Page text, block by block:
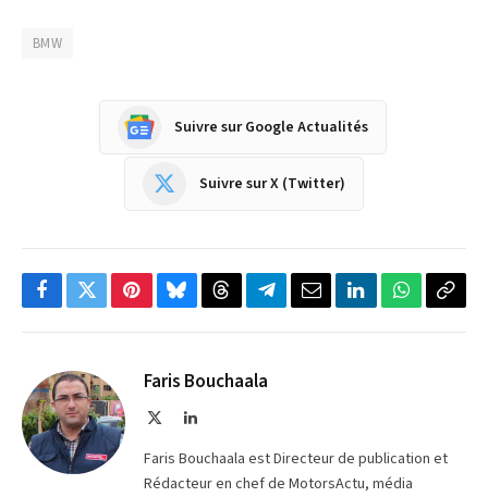
BMW
Suivre sur Google Actualités
Suivre sur X (Twitter)
Facebook
TwitterPinterestBlueskyThreadsPartager
Telegram
EmailLinkedInWhatsApp
Faris Bouchaala
LinkedIn
Faris Bouchaala est Directeur de publication et
Rédacteur en chef de MotorsActu, média